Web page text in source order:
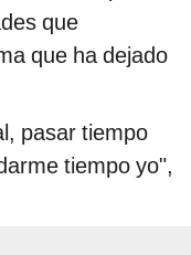
que
que ha dejado
pasar tiempo
tiempo yo",